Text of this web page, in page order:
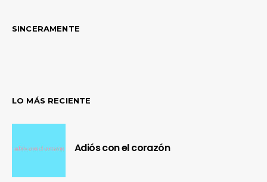
SINCERAMENTE
LO MÁS RECIENTE
Adiós con el corazón